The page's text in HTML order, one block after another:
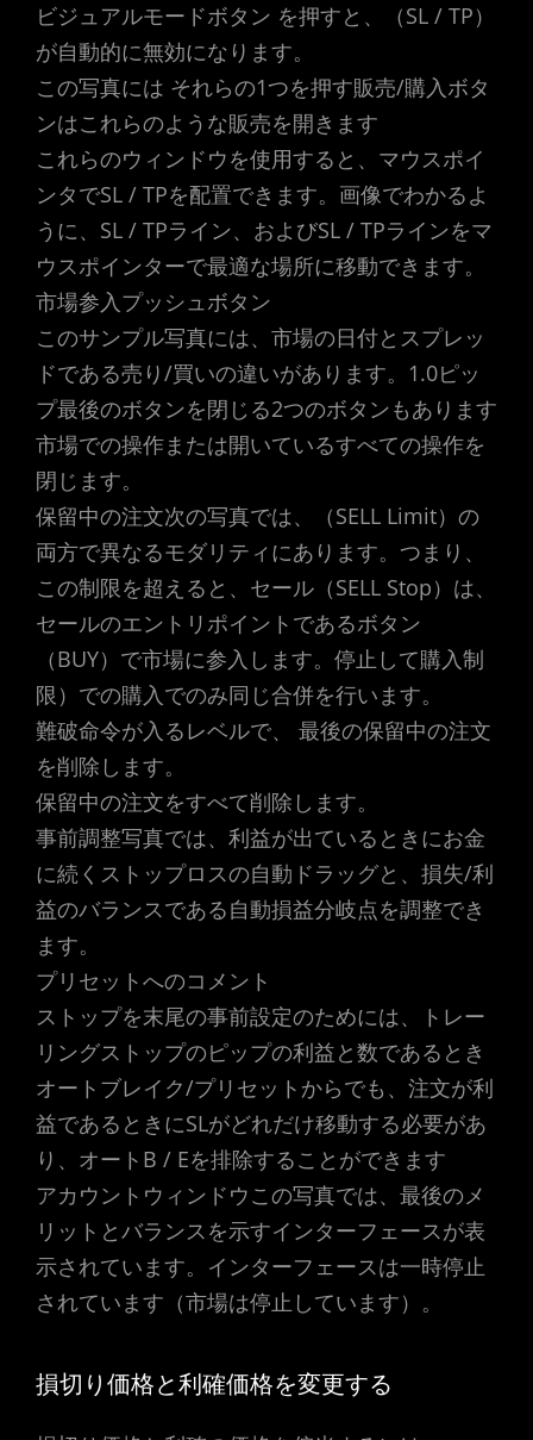
ビジュアルモードボタン を押すと、（SL / TP）
が自動的に無効になります。
この写真には それらの1つを押す販売/購入ボタ
ンはこれらのような販売を開きます
これらのウィンドウを使用すると、マウスポイ
ンタでSL / TPを配置できます。画像でわかるよ
うに、SL / TPライン、およびSL / TPラインをマ
ウスポインターで最適な場所に移動できます。
市場参入プッシュボタン
このサンプル写真には、市場の日付とスプレッ
ドである売り/買いの違いがあります。1.0ピッ
プ最後のボタンを閉じる2つのボタンもあります
市場での操作または開いているすべての操作を
閉じます。
保留中の注文次の写真では、（SELL Limit）の
両方で異なるモダリティにあります。つまり、
この制限を超えると、セール（SELL Stop）は、
セールのエントリポイントであるボタン
（BUY）で市場に参入します。停止して購入制
限）での購入でのみ同じ合併を行います。
難破命令が入るレベルで、 最後の保留中の注文
を削除します。
保留中の注文をすべて削除します。
事前調整写真では、利益が出ているときにお金
に続くストップロスの自動ドラッグと、損失/利
益のバランスである自動損益分岐点を調整でき
ます。
プリセットへのコメント
ストップを末尾の事前設定のためには、トレー
リングストップのピップの利益と数であるとき
オートブレイク/プリセットからでも、注文が利
益であるときにSLがどれだけ移動する必要があ
り、オートB / Eを排除することができます
アカウントウィンドウこの写真では、最後のメ
リットとバランスを示すインターフェースが表
示されています。インターフェースは一時停止
されています（市場は停止しています）。
損切り価格と利確価格を変更する